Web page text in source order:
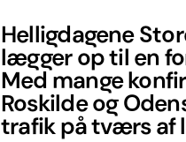
Helligdagene
lægger op til en
Med mange
Roskilde og
trafik på tværs af